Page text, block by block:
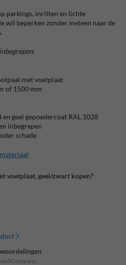
parkings, inritten en lichte
wil beperken zonder meteen naar de
met voetplaat
of 1500 mm
en geel gepoedercoat RAL 1028
inbegrepen
schade
voetplaat, geel/zwart kopen?